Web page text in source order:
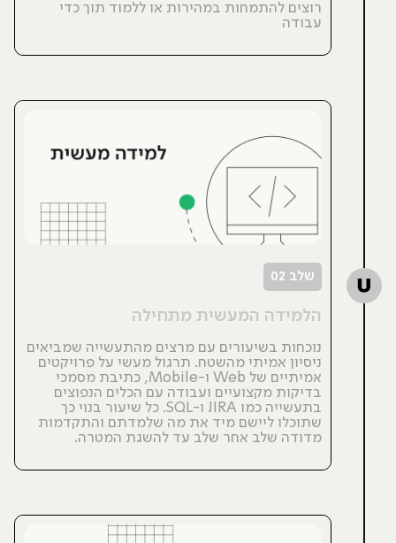
רוצים להתמחות במהירות או ללמוד תוך כדי
עבודה
שלב 02
הלמידה המעשית מתחילה
נוכחות בשיעורים עם מרצים מהתעשייה שמביאים
ניסיון אמיתי מהשטח. תרגול מעשי על פרויקטים
אמיתיים של Web ו-Mobile, כתיבת מסמכי
בדיקות מקצועיים ועבודה עם הכלים הנפוצים
בתעשייה כמו JIRA ו-SQL. כל שיעור בנוי כך
שתוכלו ליישם מיד את מה שלמדתם והתקדמות
מדודה שלב אחר שלב עד להשגת המטרה.